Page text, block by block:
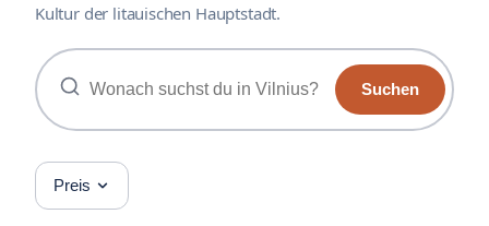
Kultur der litauischen Hauptstadt.
Suchen
Preis